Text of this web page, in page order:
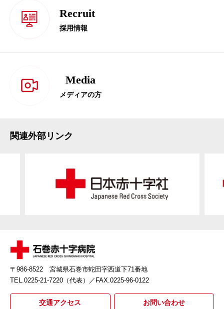
Recruit
採用情報
Media
メディアの方
関連外部リンク
〒986-8522 宮城県石巻市蛇田字西道下71番地
TEL.0225-21-7220（代表）
／FAX.0225-96-0122
交通アクセス お問い合わせ